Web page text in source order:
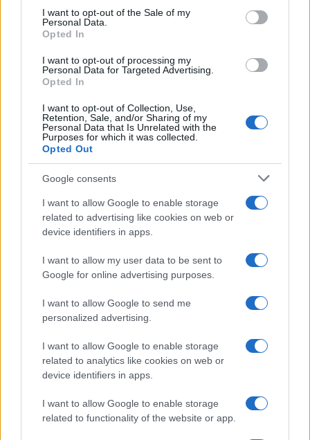
consent section.
I want to opt-out of the Sale of my
Personal Data.
Opted In
I want to opt-out of processing my
Personal Data for Targeted Advertising.
Opted In
I want to opt-out of Collection, Use,
Retention, Sale, and/or Sharing of my
Personal Data that Is Unrelated with the
Purposes for which it was collected.
Opted Out
Google consents
I want to allow Google to enable storage
related to advertising like cookies on web or
device identifiers in apps.
I want to allow my user data to be sent to
Google for online advertising purposes.
I want to allow Google to send me
personalized advertising.
I want to allow Google to enable storage
related to analytics like cookies on web or
device identifiers in apps.
I want to allow Google to enable storage
related to functionality of the website or app.
Túlfogyasztás napja - július 30-ra
felhasználta az emberiség a Föld egész
évre elegendő erőforrásait
HÍRLEVÉL
E-mail cím
Feliratkozom a hírlevélre és elfogadom az
adatvédelmi
FELIRATKOZÁS
Augusztus első hétvégéjén (augusztus 1-2.) a Pécsi-tó partja
megtelik élettel, sporttal és élményekkel!